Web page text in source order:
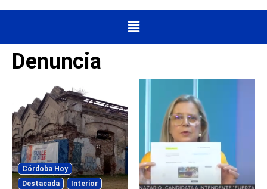
Denuncia
Córdoba Hoy
Destacada
Interior